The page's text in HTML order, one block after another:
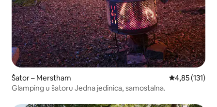
Šator – Merstham Prosječna
4,85 (131)
Glamping u šatoru Jedna jedinica, samostalna.